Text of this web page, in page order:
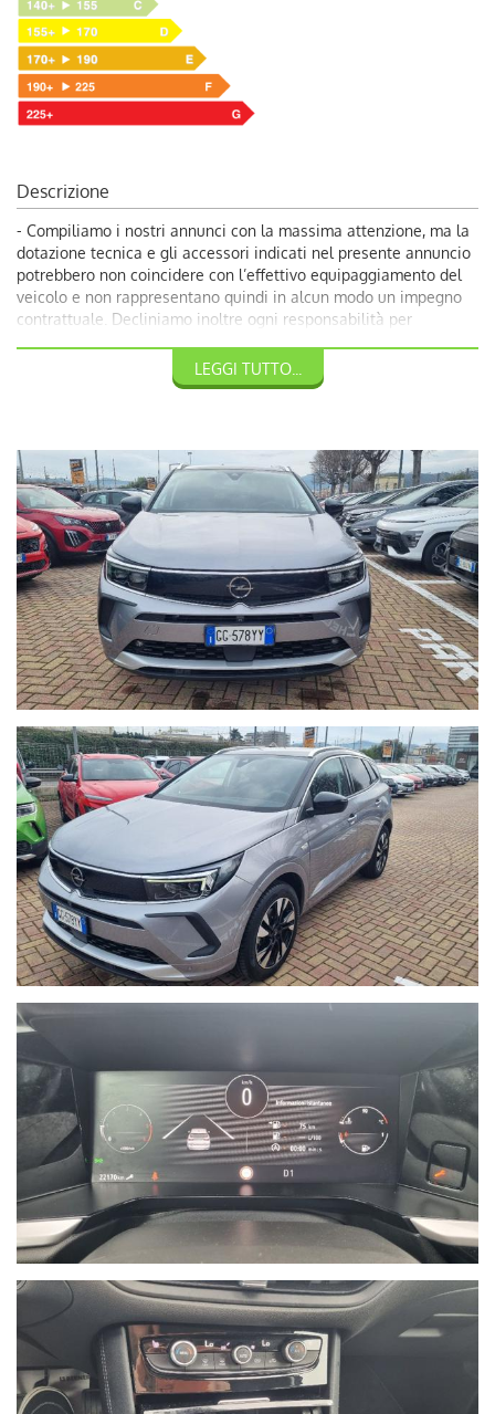
Descrizione
- Compiliamo i nostri annunci con la massima attenzione, ma la
dotazione tecnica e gli accessori indicati nel presente annuncio
potrebbero non coincidere con l’effettivo equipaggiamento del
veicolo e non rappresentano quindi in alcun modo un impegno
contrattuale. Decliniamo inoltre ogni responsabilità per
garantire ai nostri clienti la più completa soddisfazione, vi
invitiamo a chiedere conferma delle dotazioni del veicolo ai
-20900 €: Promozione Autoquadrifoglio con rottamazione veicolo
usato con almeno dieci anni;
-21900 €: Prezzo di Vendita Autoquadrifoglio;
Per Info chiama Giuseppe al 389.898.1300;
- CHILOMETRAGGIO CERTIFICATO.
- Auto guidabile anche da un Neopatentato.
- La vettura si trova presso la nostra sede in Via Braja 48r
Chatta con noi su Whatsapp o chiamaci per prendere un
appuntamento: solo così potremo offrirti la certezza che il
veicolo sia disponibile per essere visto e provato.
- Seguici anche su Facebook:
www.facebook.com/Autoquadrifoglio
- 12 MESI di garanzia MAPFRE a chilometraggio illimitato
compresa.
- La Garanzia MAPFRE, oltre a tutelare la vostra auto da guasti
di origine meccanica ed elettronica, vi offre un servizio di
assistenza 24h su 24, 7 giorni su 7, soccorso stradale in caso di
rottura e auto sostitutiva se la vostra vettura rimane ferma più
- Possibilità di estensione della garanzia di ulteriori 12 mesi.
- Possibilità di finanziamenti personalizzati, assicurazioni furto &
incendio, kasko, eventi naturali a prezzi estremamente
vantaggiosi.
- Su ogni nostro veicolo vengono eseguiti più di 50 controlli
prima della consegna.
- In caso di veicoli da dare in permuta, si prega di inviare un
messaggio su Whatsapp al numero 389.535.7225 specificando
marca, modello, anno di immatricolazione, km percorsi, eventuali
interventi eseguiti e veicolo di interesse.
Sono inoltre necessarie fotografie dettagliate della vettura
posseduta. I nostri consulenti risponderanno indicando una
LEGGI TUTTO...